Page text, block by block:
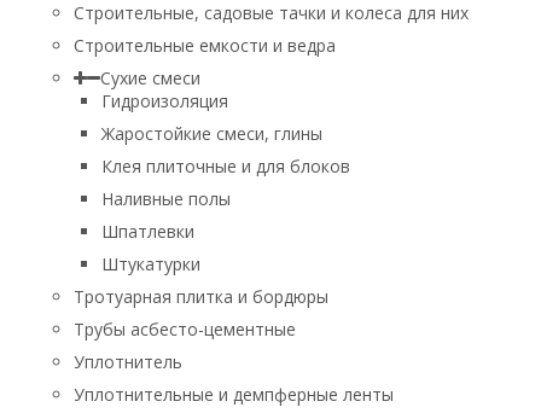
Строительные, садовые тачки и колеса для них
Строительные емкости и ведра
Сухие смеси
Гидроизоляция
Жаростойкие смеси, глины
Клея плиточные и для блоков
Наливные полы
Шпатлевки
Штукатурки
Тротуарная плитка и бордюры
Трубы асбесто-цементные
Уплотнитель
Уплотнительные и демпферные ленты